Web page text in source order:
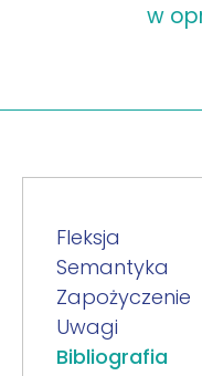
w
Fleksja
Semantyka
Zapożyczenie
Uwagi
Bibliografia